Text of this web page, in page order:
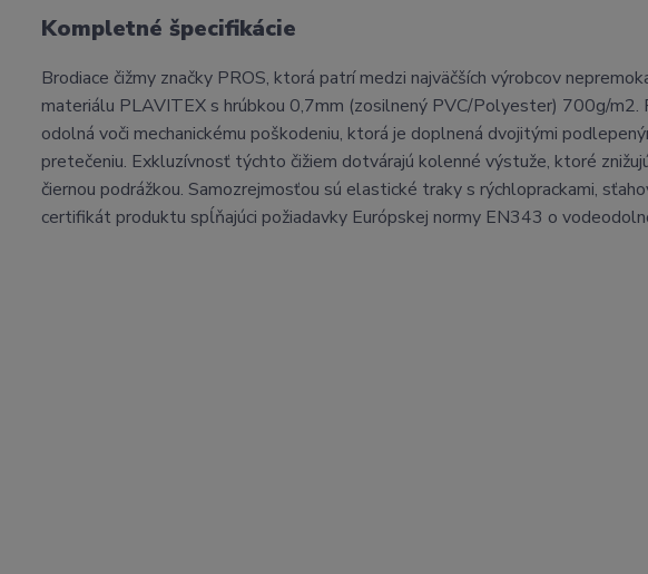
Kompletné špecifikácie
Brodiace čižmy značky PROS, ktorá patrí medzi najväčších výrobcov
materiálu PLAVITEX s hrúbkou 0,7mm (zosilnený PVC/Polyester) 700g/
odolná voči mechanickému poškodeniu, ktorá je doplnená dvojitými
pretečeniu. Exkluzívnosť týchto čižiem dotvárajú kolenné výstuže, ktoré
čiernou podrážkou. Samozrejmosťou sú elastické traky s rýchloprackami,
certifikát produktu spĺňajúci požiadavky Európskej normy EN343 o